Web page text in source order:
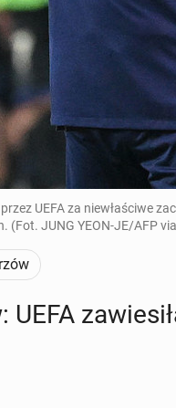
UEFA za niewłaściwe
(Fot. JUNG YEON-JE/AFP
UEFA